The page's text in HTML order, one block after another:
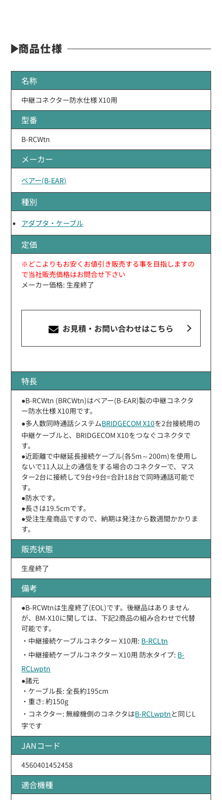
商品仕様
名称
中継コネクター防水仕様 X10用
型番
B-RCWtn
メーカー
ベアー(B-EAR)
種別
アダプタ・ケーブル
定価
※どこよりもお安くお値引き販売する事を目指しますの
で当社販売価格はお問合せ下さい
メーカー価格: 生産終了
お見積・お問い合わせはこちら
特長
●B-RCWtn (BRCWtn)はベアー(B-EAR)製の中継コネクタ
ー防水仕様 X10用です。
●多人数同時通話システムBRIDGECOM X10を2台接続用の
中継ケーブルと、BRIDGECOM X10をつなぐコネクタで
す。
●近距離で中継延長接続ケーブル(各5m～200m)を使用し
ないで11人以上の通信をする場合のコネクターで、マス
ター2台に接続して9台+9台=合計18台で同時通話可能で
す。
●防水です。
●長さは19.5cmです。
●受注生産商品ですので、納期は発注から数週間かかりま
す。
販売状態
生産終了
備考
●B-RCWtnは生産終了(EOL)です。後継品はありません
が、BM-X10に関しては、下記2商品の組み合わせで代替
可能です。
・中継接続ケーブルコネクター X10用: B-RCLtn
・中継接続ケーブルコネクター X10用 防水タイプ: B-
RCLwptn
●諸元
・ケーブル長: 全長約195cm
・重さ: 約150g
・コネクター: 無線機側のコネクタはB-RCLwptnと同じL
字です
JANコード
4560401452458
適合機種